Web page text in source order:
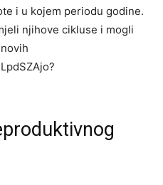
i u kojem periodu godine.
njihove cikluse i mogli